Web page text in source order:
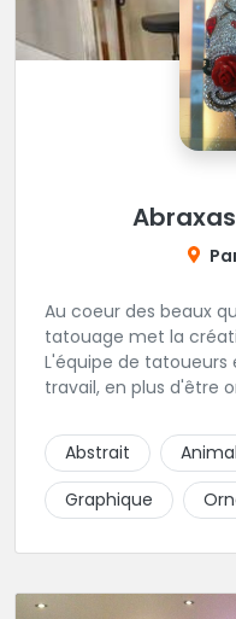
Au coeur des beaux
tatouage met la
L'équipe de
travail, en plus d'être
également proposé.
Abstrait Animal
Graphique